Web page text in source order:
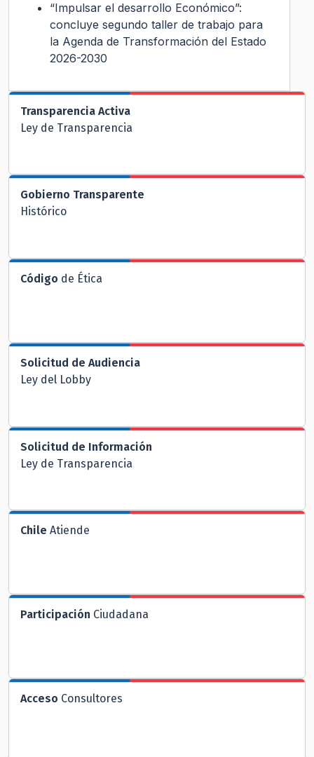
“Impulsar el desarrollo Económico”:
concluye segundo taller de trabajo para
la Agenda de Transformación del Estado
2026-2030
Transparencia Activa
Ley de Transparencia
Gobierno Transparente
Histórico
Código de Ética
Solicitud de Audiencia
Ley del Lobby
Solicitud de Información
Ley de Transparencia
Chile Atiende
Participación Ciudadana
Acceso Consultores